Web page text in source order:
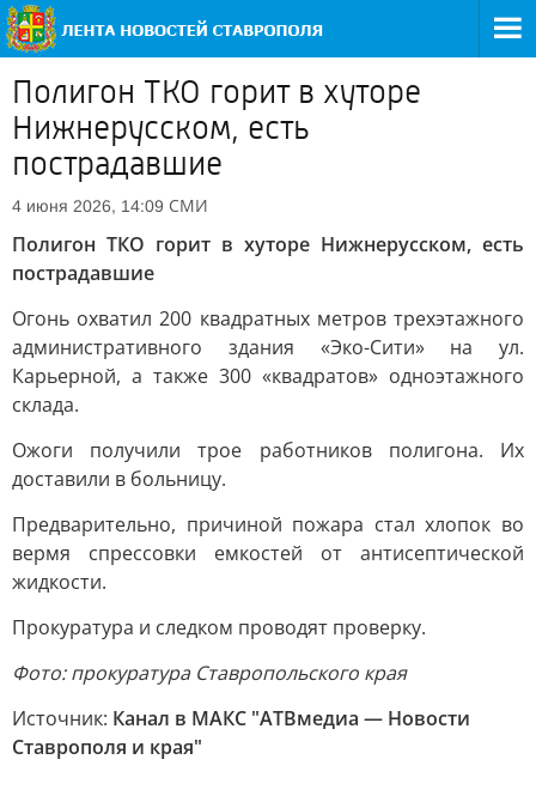
Полигон ТКО горит в хуторе
Нижнерусском, есть
пострадавшие
4 июня 2026, 14:09 СМИ
Полигон ТКО горит в хуторе Нижнерусском, есть
пострадавшие
Огонь охватил 200 квадратных метров трехэтажного
административного здания «Эко-Сити» на ул.
Карьерной, а также 300 «квадратов» одноэтажного
склада.
Ожоги получили трое работников полигона. Их
доставили в больницу.
Предварительно, причиной пожара стал хлопок во
вермя спрессовки емкостей от антисептической
жидкости.
Прокуратура и следком проводят проверку.
Фото: прокуратура Ставропольского края
Источник: Канал в МАКС "АТВмедиа — Новости
Ставрополя и края"